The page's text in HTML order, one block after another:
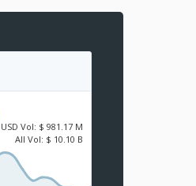
USD Vol: $ 981.17 M
All Vol: $ 10.10 B